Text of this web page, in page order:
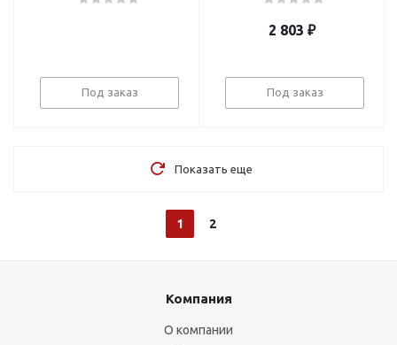
Под заказ
2 803 ₽
Под заказ
Показать еще
1 2
Компания
О компании